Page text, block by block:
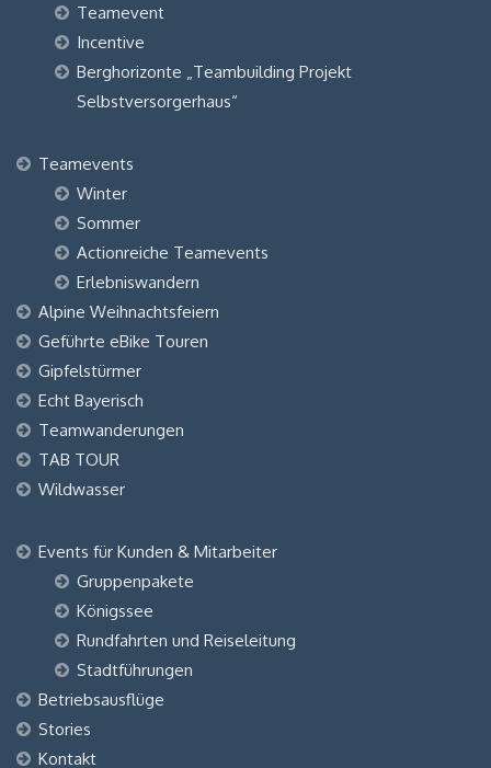
Teamevent
Incentive
Berghorizonte „Teambuilding Projekt
Selbstversorgerhaus“
Teamevents
Winter
Sommer
Actionreiche Teamevents
Erlebniswandern
Alpine Weihnachtsfeiern
Geführte eBike Touren
Gipfelstürmer
Echt Bayerisch
Teamwanderungen
TAB TOUR
Wildwasser
Events für Kunden & Mitarbeiter
Gruppenpakete
Königssee
Rundfahrten und Reiseleitung
Stadtführungen
Betriebsausflüge
Stories
Kontakt